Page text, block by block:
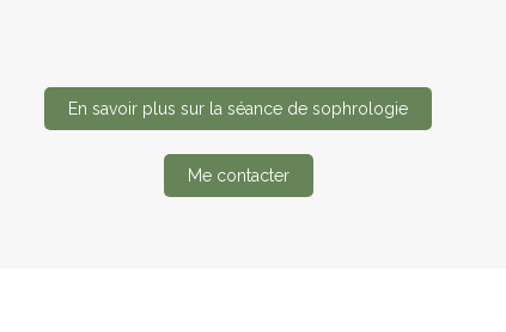
En savoir plus sur la séance de sophrologie
Me contacter